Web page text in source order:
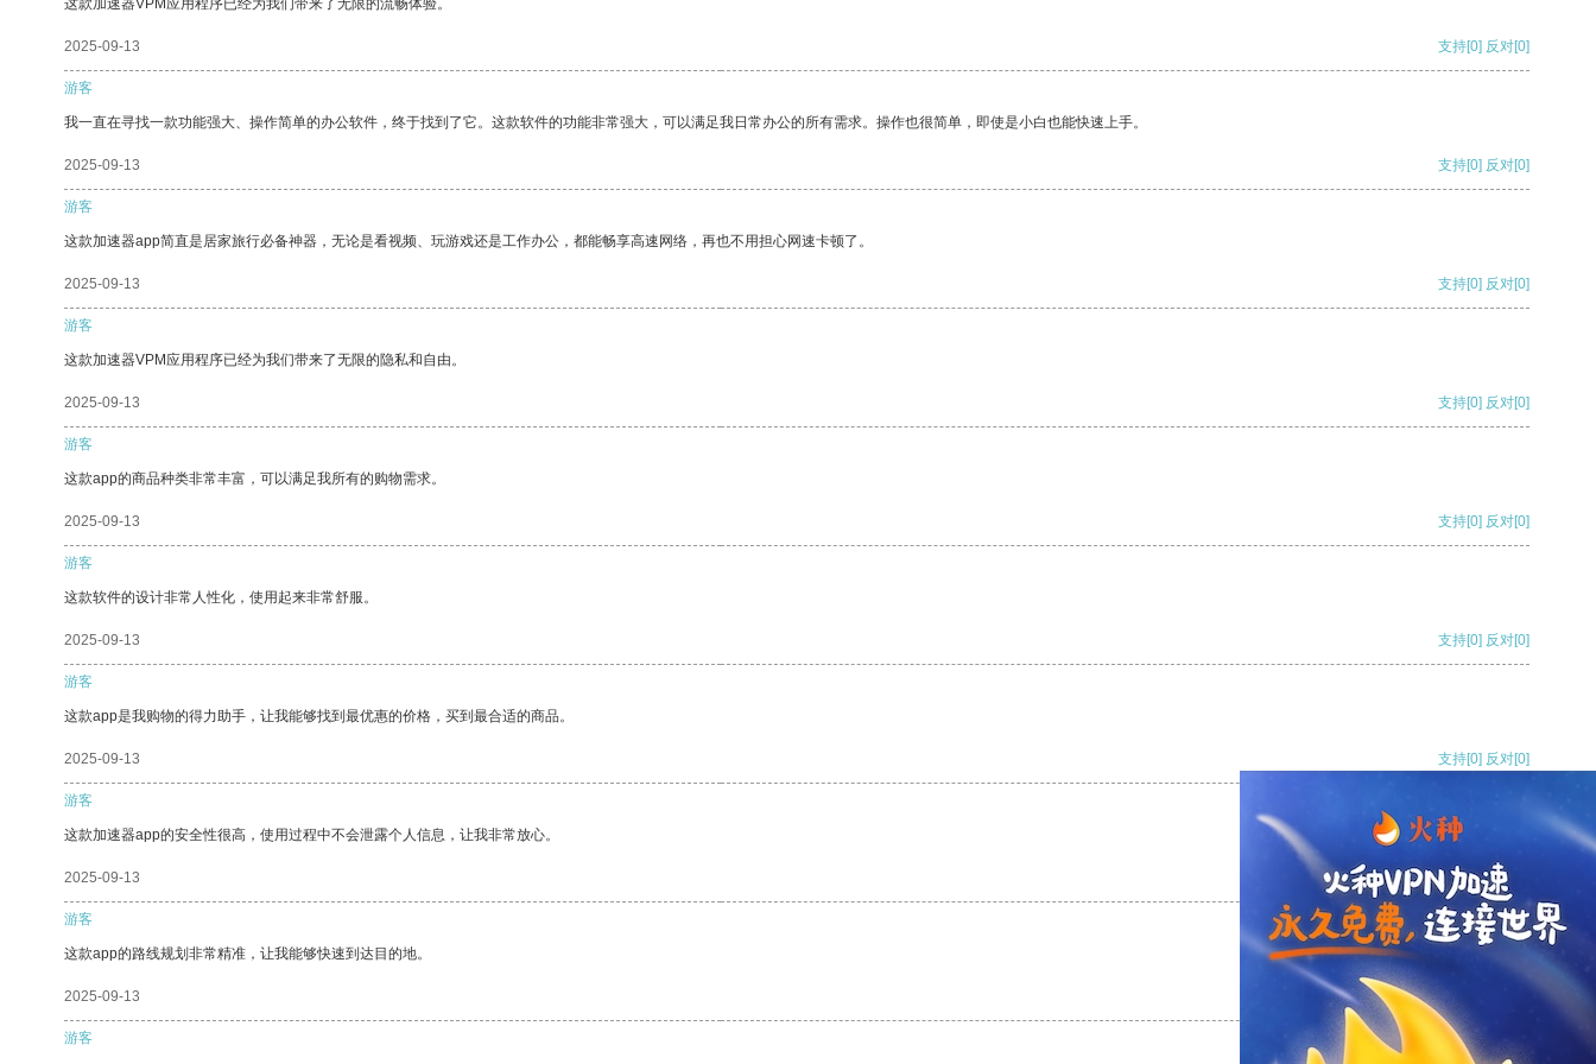
这款加速器VPM应用程序已经为我们带来了无限的流畅体验。
2025-09-13 支持[0] 反对[0]
游客
我一直在寻找一款功能强大、操作简单的办公软件，终于找到了它。这款软件的功能非常强大，可以满足我日常办公的所有需求。操作也很简单，即使是小白也能快速上手。
2025-09-13 支持[0] 反对[0]
游客
这款加速器app简直是居家旅行必备神器，无论是看视频、玩游戏还是工作办公，都能畅享高速网络，再也不用担心网速卡顿了。
2025-09-13 支持[0] 反对[0]
游客
这款加速器VPM应用程序已经为我们带来了无限的隐私和自由。
2025-09-13 支持[0] 反对[0]
游客
这款app的商品种类非常丰富，可以满足我所有的购物需求。
2025-09-13 支持[0] 反对[0]
游客
这款软件的设计非常人性化，使用起来非常舒服。
2025-09-13 支持[0] 反对[0]
游客
这款app是我购物的得力助手，让我能够找到最优惠的价格，买到最合适的商品。
2025-09-13 支持[0] 反对[0]
游客
这款加速器app的安全性很高，使用过程中不会泄露个人信息，让我非常放心。
2025-09-13 支持[0] 反对
游客
这款app的路线规划非常精准，让我能够快速到达目的地。
2025-09-13 支持
游客